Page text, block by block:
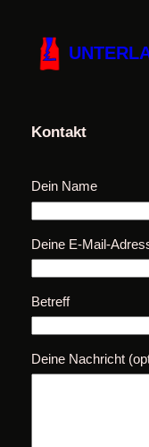
springen
Kontakt
Dein Name
Deine E-Mail-
Betreff
Deine Nachricht